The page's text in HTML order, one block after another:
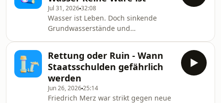
Jul 31, 202632:08
Wasser ist Leben. Doch sinkende
Grundwasserstände und
Trinkwasser auch bei uns knapp
werden – und wie lässt sich die
Versorgung für alle sichern? Pfister,
Sandra, Reimer, Jule
Rettung oder Ruin - Wann
Staatsschulden gefährlich
werden
Jun 26, 202625:14
Friedrich Merz war strikt gegen neue